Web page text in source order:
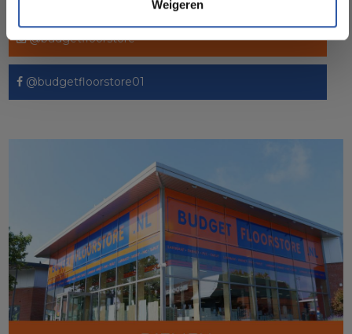
Weigeren
@budgetfloorstore
@budgetfloorstore01